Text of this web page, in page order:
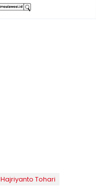
Hajriyanto Tohari